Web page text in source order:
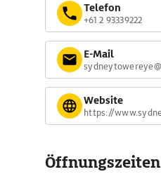
Telefon
+61 2 93339222
E-Mail
Website
https://